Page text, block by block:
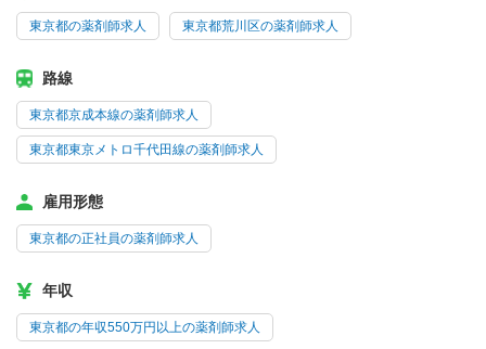
東京都の薬剤師求人 東京都荒川区の薬剤師求人
路線
東京都京成本線の薬剤師求人
東京都東京メトロ千代田線の薬剤師求人
雇用形態
東京都の正社員の薬剤師求人
年収
東京都の年収550万円以上の薬剤師求人